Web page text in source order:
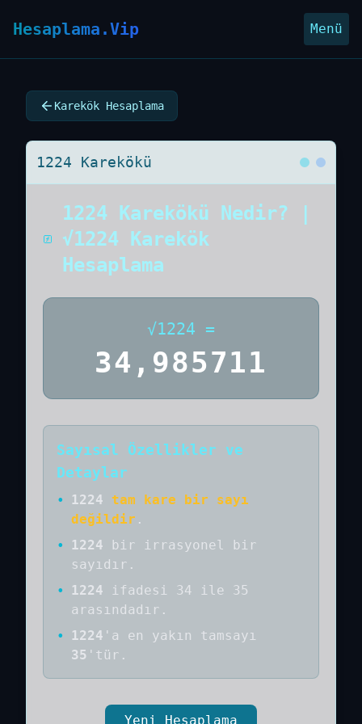
Hesaplama.Vip Menü
Karekök Hesaplama
1224 Karekökü
1224 Karekökü Nedir? |
√1224 Karekök
Hesaplama
√1224 =
34,985711
Sayısal Özellikler ve
Detaylar
• 1224
tam kare bir sayı
değildir .
•
1224 bir
irrasyonel bir
sayıdır .
•
1224
ifadesi 34 ile 35
arasındadır.
•
1224 'a en yakın tamsayı
35 'tür.
Yeni Hesaplama